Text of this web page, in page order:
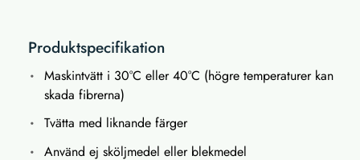
Produktspecifikation
Maskintvätt i 30°C eller 40°C (högre temperaturer kan
skada fibrerna)
Tvätta med liknande färger
Använd ej sköljmedel eller blekmedel